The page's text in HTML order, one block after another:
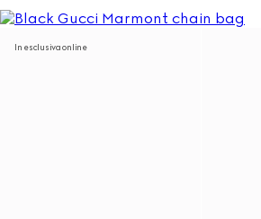
In esclusiva online